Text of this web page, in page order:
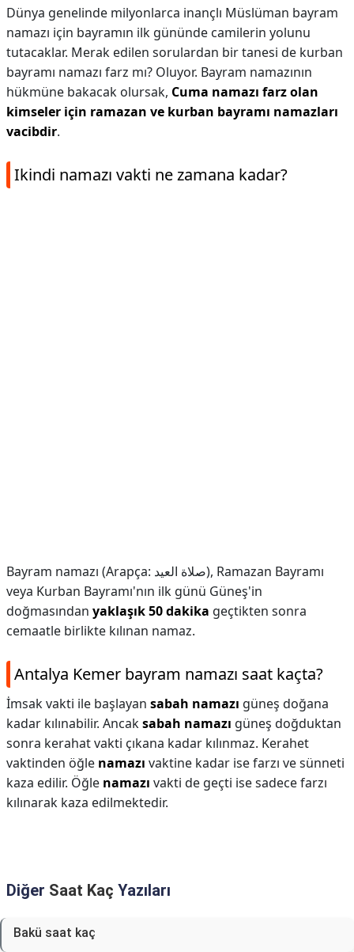
Dünya genelinde milyonlarca inançlı Müslüman bayram
namazı için bayramın ilk gününde camilerin yolunu
tutacaklar. Merak edilen sorulardan bir tanesi de kurban
bayramı namazı farz mı? Oluyor. Bayram namazının
hükmüne bakacak olursak, Cuma namazı farz olan
kimseler için ramazan ve kurban bayramı namazları
vacibdir.
Ikindi namazı vakti ne zamana kadar?
Bayram namazı (Arapça: صلاة العيد), Ramazan Bayramı
veya Kurban Bayramı'nın ilk günü Güneş'in
doğmasından yaklaşık 50 dakika geçtikten sonra
cemaatle birlikte kılınan namaz.
Antalya Kemer bayram namazı saat kaçta?
İmsak vakti ile başlayan sabah namazı güneş doğana
kadar kılınabilir. Ancaksabah namazı güneş doğduktan
sonra kerahat vakti çıkana kadar kılınmaz. Kerahet
vaktinden öğle namazı vaktine kadar ise farzı ve sünneti
kaza edilir. Öğle namazı vakti de geçti ise sadece farzı
kılınarak kaza edilmektedir.
Diğer Saat Kaç Yazıları
Bakü saat kaç